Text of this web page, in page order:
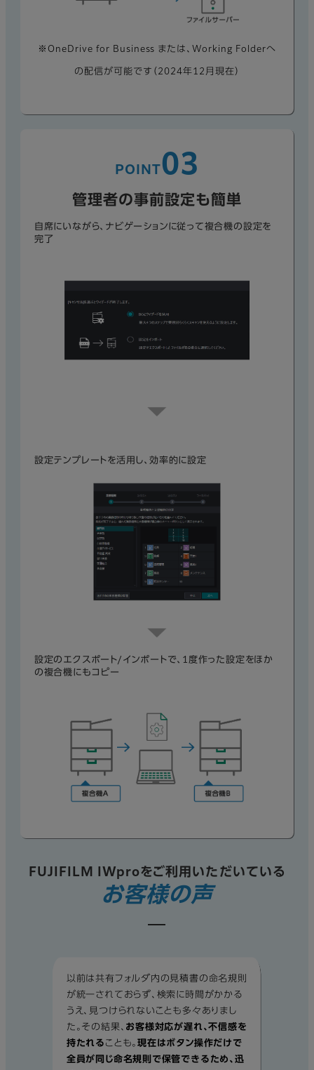
※OneDrive for Business または、Working Folderへ
の配信が可能です（2024年12月現在）
POINT03
管理者の事前設定も簡単
自席にいながら、ナビゲーションに従って複合機の設定を
完了
設定テンプレートを活用し、効率的に設定
設定のエクスポート/インポートで、1度作った設定をほか
の複合機にもコピー
FUJIFILM IWproをご利用いただいている
お客様の声
以前は共有フォルダ内の見積書の命名規則
が統一されておらず、検索に時間がかかる
うえ、見つけられないことも多々ありまし
た。その結果、 お客様対応が遅れ、不信感を
持たれる ことも。現在はボタン操作だけで
全員が同じ命名規則で保管できるため、迅